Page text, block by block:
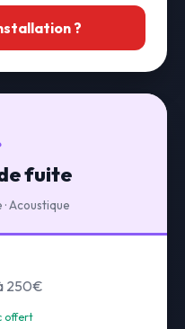
?
fuite
Acoustique
250€
offert